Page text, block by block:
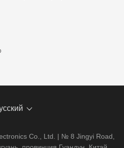
Co., Ltd. | № 8 Jingyi Road,